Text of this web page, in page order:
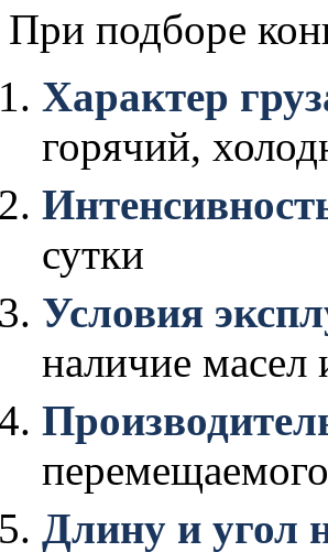
При подборе
Характер
горячий,
сутки
Условия
наличие масел
Длину и угол